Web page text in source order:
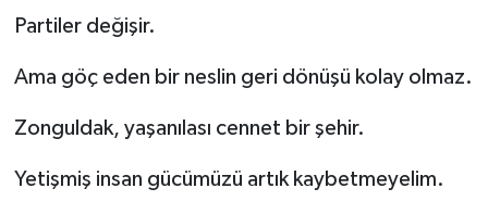
Partiler değişir.
Ama göç eden bir neslin geri dönüşü kolay olmaz.
Zonguldak, yaşanılası cennet bir şehir.
Yetişmiş insan gücümüzü artık kaybetmeyelim.